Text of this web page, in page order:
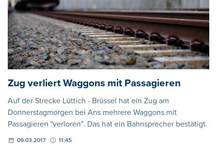
Zug verliert Waggons mit Passagieren
Auf der Strecke Lüttich - Brüssel hat ein Zug am
Donnerstagmorgen bei Ans mehrere Waggons mit
Passagieren "verloren". Das hat ein Bahnsprecher bestätigt.
09.03.2017 11:45